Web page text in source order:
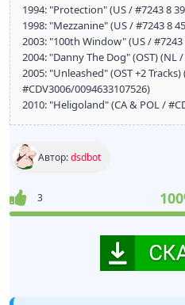
1994: "Protection" (US / #7243 8
1998: "Mezzanine" (US / #7243 8
2003: "100th Window" (US / #7243
2004: "Danny The Dog" (OST) (NL
2005: "Unleashed" (OST +2 Tracks)
#CDV3006/0094633107526)
2010: "Heligoland" (CA & POL /
Автор:dsdbot
3